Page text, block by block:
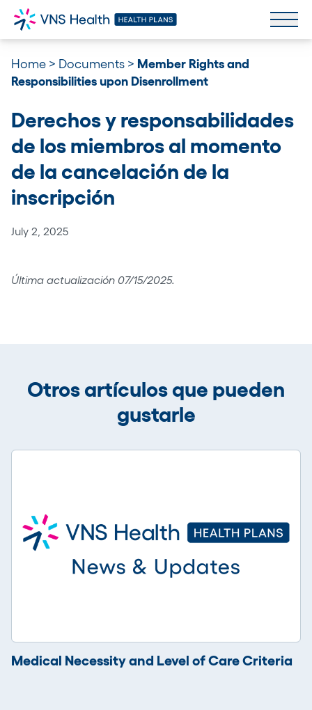
Home > Documents > Member Rights and
Responsibilities upon Disenrollment
Derechos y responsabilidades
de los miembros al momento
de la cancelación de la
inscripción
July 2, 2025
Última actualización 07/15/2025.
Otros artículos que pueden
gustarle
Medical Necessity and Level of Care Criteria